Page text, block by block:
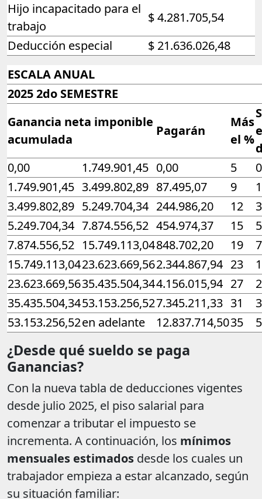
Hijo incapacitado para el
trabajo
$ 4.281.705,54
Deducción especial
$ 21.636.026,48
ESCALA ANUAL
2025 2do SEMESTRE
Ganancia neta imponible
acumulada
Pagarán
Más
el %
0,00
1.749.901,45 0,00 5
1.749.901,45 3.499.802,89 87.495,07 9
3.499.802,89 5.249.704,34 244.986,20 12
5.249.704,34 7.874.556,52 454.974,37 15
7.874.556,52 15.749.113,04848.702,20 19
15.749.113,0423.623.669,562.344.867,94 23
23.623.669,5635.435.504,344.156.015,94 27
35.435.504,3453.153.256,527.345.211,33 31
53.153.256,52en adelante 12.837.714,5035
¿Desde qué sueldo se paga
Ganancias?
Con la nueva tabla de deducciones vigentes
desde julio 2025, el piso salarial para
comenzar a tributar el impuesto se
incrementa. A continuación, los mínimos
mensuales estimados desde los cuales un
trabajador empieza a estar alcanzado, según
su situación familiar: